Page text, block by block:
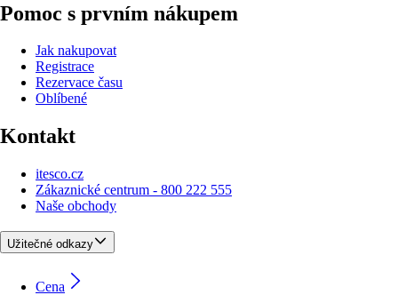
Pomoc s prvním nákupem
Jak nakupovat
Registrace
Rezervace času
Oblíbené
Kontakt
itesco.cz
Zákaznické centrum - 800 222 555
Naše obchody
Užitečné odkazy
Cena